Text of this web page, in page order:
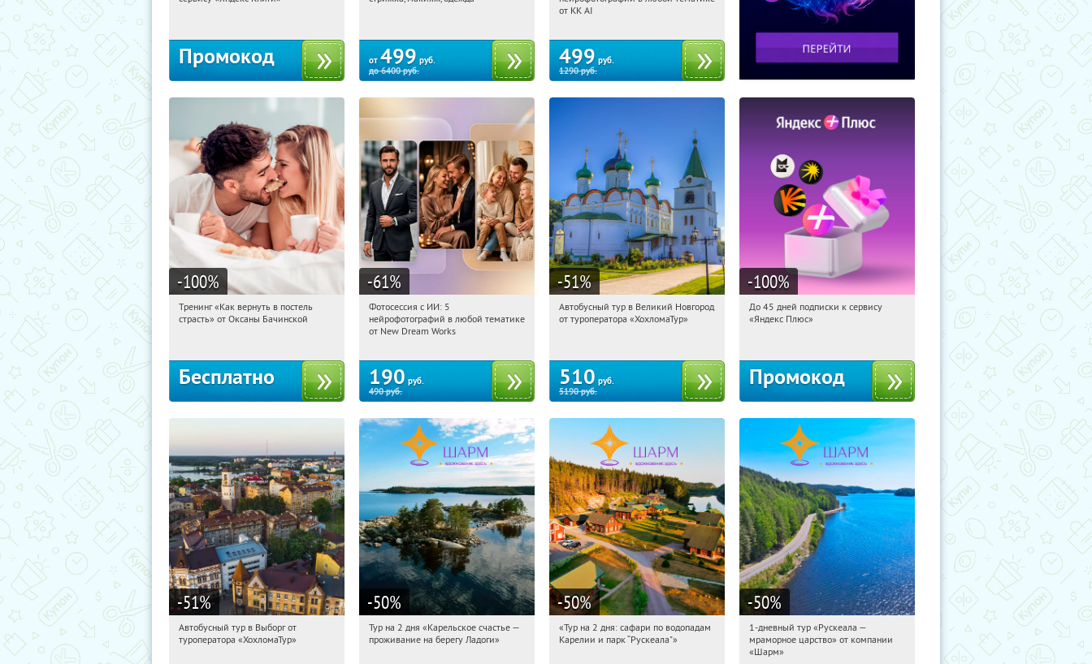
Промокод от 499 руб.
до6400руб.
Россия
от KK AI
499 руб.
1290руб.
-100%
08:57:15 Получили:
Тренинг «Как вернуть в постель
страсть» от Оксаны Бачинской
Бесплатно
-61%
08:57:15
Россия
Фотосессия с ИИ: 5
нейрофотографий в любой тематике
от New Dream Works
190 руб.
490руб.
-51%
08:57:15 Купили:2
Автобусный тур в Великий Новгород
от туроператора «ХохломаТур»
510 руб.
5190руб.
-100%
08:57:15 Получили:
До 45 дней подписки к сервису
«Яндекс Плюс»
Промокод
-51%
08:57:15 Купили:
Автобусный тур в Выборг от
туроператора «ХохломаТур»
-50%
08:57:15 Купили:39
Тур на 2 дня «Карельское счастье —
проживание на берегу Ладоги»
-50%
08:57:15 Купили:
«Тур на 2 дня: сафари по водопадам
Карелии и парк “Рускеала"»
-50%
08:57:15 Купили:
Достоевская
1-дневный тур «Рускеала —
мраморное царство» от компании
«Шарм»